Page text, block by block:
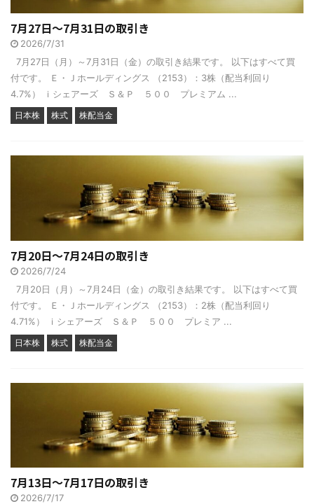
7月27日～7月31日の取引き
2026/7/31
7月27日（月）～7月31日（金）の取引き結果です。 以下はすべて買
付です。 Ｅ・Ｊホールディングス （2153）：3株（配当利回り
4.7%） ｉシェアーズ Ｓ＆Ｐ ５００ プレミアム ...
日本株 株式 株配当金
7月20日～7月24日の取引き
2026/7/24
7月20日（月）～7月24日（金）の取引き結果です。 以下はすべて買
付です。 Ｅ・Ｊホールディングス （2153）：2株（配当利回り
4.71%） ｉシェアーズ Ｓ＆Ｐ ５００ プレミア ...
日本株 株式 株配当金
7月13日～7月17日の取引き
2026/7/17